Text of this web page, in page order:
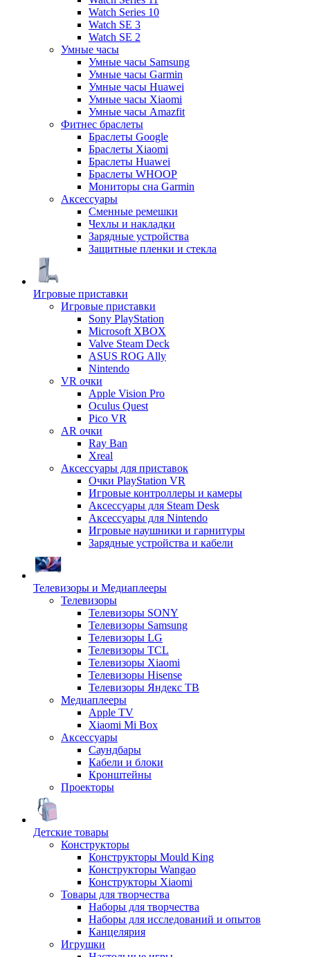
Watch Series 10
Watch SE 3
Watch SE 2
Умные часы
Умные часы Samsung
Умные часы Garmin
Умные часы Huawei
Умные часы Xiaomi
Умные часы Amazfit
Фитнес браслеты
Браслеты Google
Браслеты Xiaomi
Браслеты Huawei
Браслеты WHOOP
Мониторы сна Garmin
Аксессуары
Сменные ремешки
Чехлы и накладки
Зарядные устройства
Защитные пленки и стекла
Игровые приставки
Игровые приставки
Sony PlayStation
Microsoft XBOX
Valve Steam Deck
ASUS ROG Ally
Nintendo
VR очки
Apple Vision Pro
Oculus Quest
Pico VR
AR очки
Ray Ban
Xreal
Аксессуары для приставок
Очки PlayStation VR
Игровые контроллеры и камеры
Аксессуары для Steam Desk
Аксессуары для Nintendo
Игровые наушники и гарнитуры
Зарядные устройства и кабели
Телевизоры и Медиаплееры
Телевизоры
Телевизоры SONY
Телевизоры Samsung
Телевизоры LG
Телевизоры TCL
Телевизоры Xiaomi
Телевизоры Hisense
Телевизоры Яндекс ТВ
Медиаплееры
Apple TV
Xiaomi Mi Box
Аксессуары
Саундбары
Кабели и блоки
Кронштейны
Проекторы
Детские товары
Конструкторы
Конструкторы Mould King
Конструкторы Wangao
Конструкторы Xiaomi
Товары для творчества
Наборы для творчества
Наборы для исследований и опытов
Канцелярия
Игрушки